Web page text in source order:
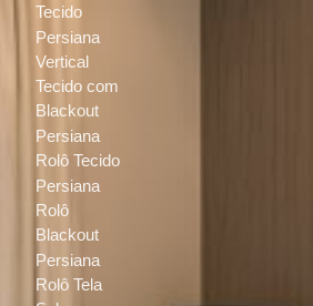
Tecido
Persiana
Vertical
Tecido com
Blackout
Persiana
Rolô Tecido
Persiana
Rolô
Blackout
Persiana
Rolô Tela